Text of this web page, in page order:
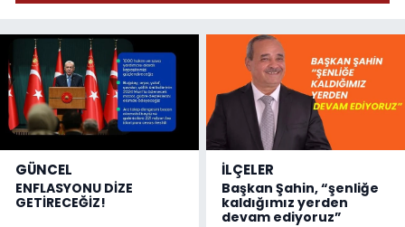
GÜNCEL
ENFLASYONU DİZE
GETİRECEĞİZ!
İLÇELER
Başkan Şahin, “şenliğe
kaldığımız yerden
devam ediyoruz”